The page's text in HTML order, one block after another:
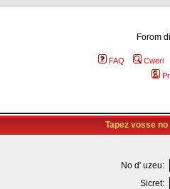
Forom
FAQ
Cweri
Tapez vosse
No d' uzeu:
Sicret: